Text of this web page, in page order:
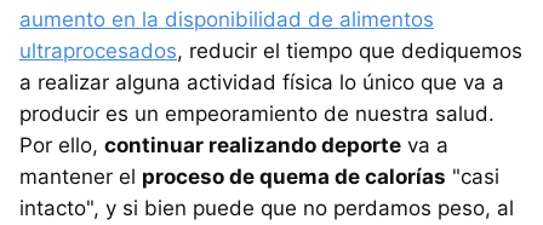
aumento en la disponibilidad de alimentos
ultraprocesados, reducir el tiempo que dediquemos
a realizar alguna actividad física lo único que va a
producir es un empeoramiento de nuestra salud.
Por ello, continuar realizando deporte va a
mantener el proceso de quema de calorías "casi
intacto", y si bien puede que no perdamos peso, al